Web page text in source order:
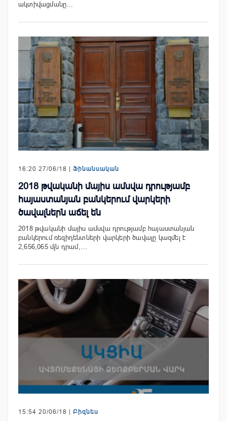
ակտիվացմանը…
16:20 27/06/18 | Ֆինանսական
2018 թվականի մայիս ամսվա դրությամբ
հայաստանյան բանկերում վարկերի
ծավալներն աճել են
2018 թվականի մայիս ամսվա դրությամբ հայաստանյան
բանկերում ռեզիդենտների վարկերի ծավալը կազմել է
2,656,065 մլն դրամ,…
15:54 20/06/18 | Բիզնես